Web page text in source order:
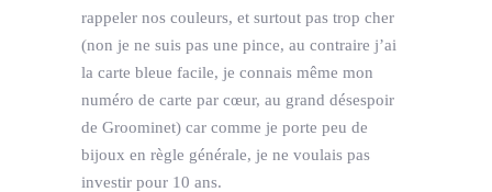
rappeler nos couleurs, et surtout pas trop cher
(non je ne suis pas une pince, au contraire j’ai
la carte bleue facile, je connais même mon
numéro de carte par cœur, au grand désespoir
de Groominet) car comme je porte peu de
bijoux en règle générale, je ne voulais pas
investir pour 10 ans.